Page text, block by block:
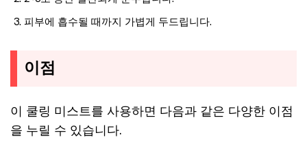
피부에 흡수될 때까지 가볍게 두드립니다.
이점
이 쿨링 미스트를 사용하면 다음과 같은 다양한 이점
을 누릴 수 있습니다.